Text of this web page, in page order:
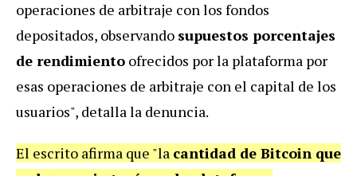
operaciones de arbitraje con los fondos
depositados, observando supuestos porcentajes
de rendimiento ofrecidos por la plataforma por
esas operaciones de arbitraje con el capital de los
usuarios", detalla la denuncia.
El escrito afirma que "la cantidad de Bitcoin que